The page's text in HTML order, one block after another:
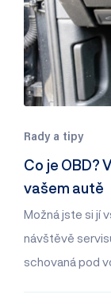
Rady a tipy
Co je OBD?
vašem autě
Možná jste si jí
návštěvě
schovaná pod